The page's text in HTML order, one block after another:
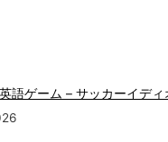
語ゲーム – サッカーイデ